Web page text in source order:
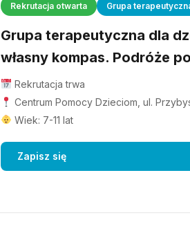
Rekrutacja otwarta Grupa
Grupa terapeutyczna dla
własny kompas. Podróże
Rekrutacja trwa
Centrum Pomocy Dzieciom, ul.
Wiek: 7-11 lat
Zapisz się